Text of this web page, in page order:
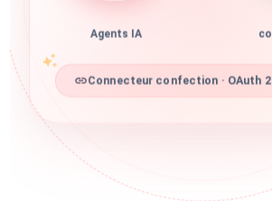
Agents IA
Connecteur confection · OAuth